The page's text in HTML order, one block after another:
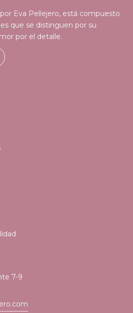
Eva Pellejero, está compuesto
que se distinguen por su
por el detalle.
7-9